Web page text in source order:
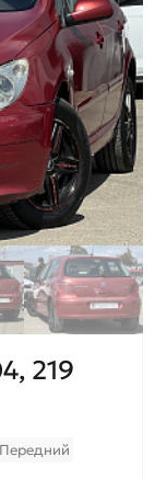
219
Передний